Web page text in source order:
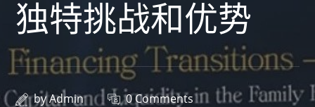
独特挑战和优势
byAdmin 0 Comments